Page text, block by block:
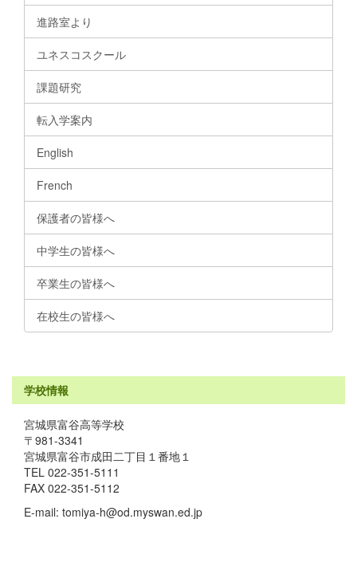
進路室より
ユネスコスクール
課題研究
転入学案内
English
French
保護者の皆様へ
中学生の皆様へ
卒業生の皆様へ
在校生の皆様へ
学校情報
宮城県富谷高等学校
〒981-3341
宮城県富谷市成田二丁目１番地１
TEL 022-351-5111
FAX 022-351-5112
E-mail: tomiya-h@od.myswan.ed.jp